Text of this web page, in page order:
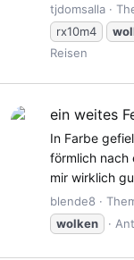
tjdomsalla
rx10m4
Reisen
ein weites
In Farbe
förmlich nach
mir wirklich
blende8
wolken